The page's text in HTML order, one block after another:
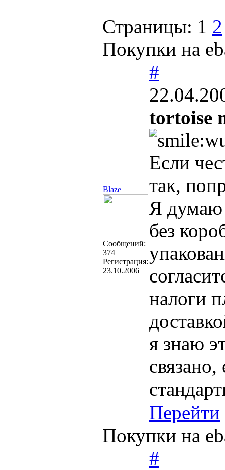
Страницы: 1 2
Покупки на
Blaze
Cообщений:
374
Регистрация:
23.10.2006
#
tortoise
Если
так,
Я думаю
без
налоги
я знаю
Перейти
Покупки на
#